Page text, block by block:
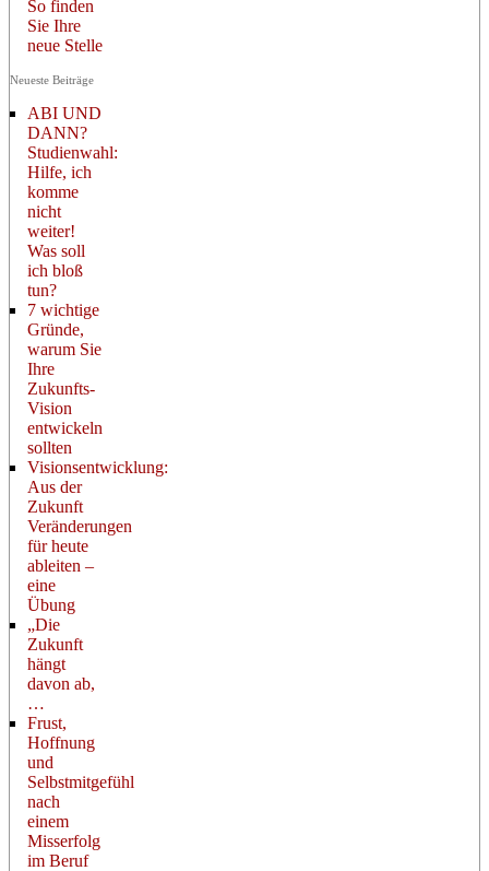
So finden
Sie Ihre
neue Stelle
Neueste Beiträge
ABI UND
DANN?
Studienwahl:
Hilfe, ich
komme
nicht
weiter!
Was soll
ich bloß
tun?
7 wichtige
Gründe,
warum Sie
Ihre
Zukunfts-
Vision
entwickeln
sollten
Visionsentwicklung:
Aus der
Zukunft
Veränderungen
für heute
ableiten –
eine
Übung
„Die
Zukunft
hängt
davon ab,
…
Frust,
Hoffnung
und
Selbstmitgefühl
nach
einem
Misserfolg
im Beruf